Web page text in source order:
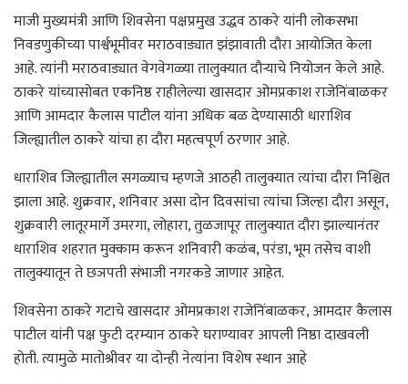
माजी मुख्यमंत्री आणि शिवसेना पक्षप्रमुख उद्धव ठाकरे यांनी लोकसभा
निवडणुकीच्या पार्श्वभूमीवर मराठवाड्यात झंझावाती दौरा आयोजित केला
आहे. त्यांनी मराठवाड्यात वेगवेगळ्या तालुक्यात दौऱ्याचे नियोजन केले आहे.
ठाकरे यांच्यासोबत एकनिष्ठ राहीलेल्या खासदार ओमप्रकाश राजेनिंबाळकर
आणि आमदार कैलास पाटील यांना अधिक बळ देण्यासाठी धाराशिव
जिल्ह्यातील ठाकरे यांचा हा दौरा महत्वपूर्ण ठरणार आहे.
धाराशिव जिल्ह्यातील सगळ्याच म्हणजे आठही तालुक्यात त्यांचा दौरा निश्चित
झाला आहे. शुक्रवार, शनिवार असा दोन दिवसांचा त्यांचा जिल्हा दौरा असून,
शुक्रवारी लातूरमार्गे उमरगा, लोहारा, तुळजापूर तालुक्यात दौरा झाल्यानंतर
धाराशिव शहरात मुक्काम करून शनिवारी कळंब, परंडा, भूम तसेच वाशी
तालुक्यातून ते छञपती संभाजी नगरकडे जाणार आहेत.
शिवसेना ठाकरे गटाचे खासदार ओमप्रकाश राजेनिंबाळकर, आमदार कैलास
पाटील यांनी पक्ष फुटी दरम्यान ठाकरे घराण्यावर आपली निष्ठा दाखवली
होती. त्यामुळे मातोश्रीवर या दोन्ही नेत्यांना विशेष स्थान आहे